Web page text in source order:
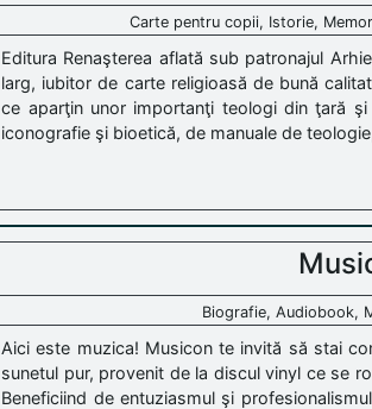
Carte pentru copii, Istorie,
Editura Renaşterea aflată sub patronajul
larg, iubitor de carte religioasă de bună
ce aparţin unor importanţi teologi din ţară
iconografie şi bioetică, de manuale de
Biografie, Audiobook,
Aici este muzica! Musicon te invită să stai
sunetul pur, provenit de la discul vinyl ce se
Beneficiind de entuziasmul şi